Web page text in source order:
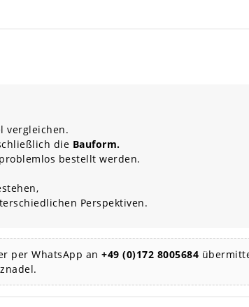
vergleichen.
die Bauform.
bestellt werden.
Perspektiven.
per WhatsApp an +49 (0)172 8005684